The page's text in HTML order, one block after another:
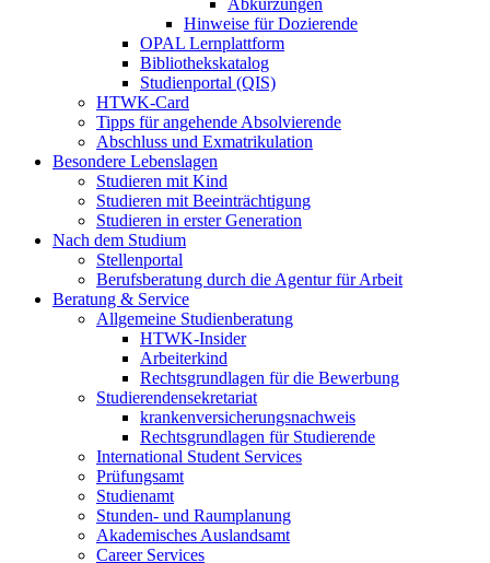
Hinweise für Dozierende
OPAL Lernplattform
Bibliothekskatalog
Studienportal (QIS)
HTWK-Card
Tipps für angehende Absolvierende
Abschluss und Exmatrikulation
Besondere Lebenslagen
Studieren mit Kind
Studieren mit Beeinträchtigung
Studieren in erster Generation
Nach dem Studium
Stellenportal
Berufsberatung durch die Agentur für Arbeit
Beratung & Service
Allgemeine Studienberatung
HTWK-Insider
Arbeiterkind
Rechtsgrundlagen für die Bewerbung
Studierendensekretariat
krankenversicherungsnachweis
Rechtsgrundlagen für Studierende
International Student Services
Prüfungsamt
Studienamt
Stunden- und Raumplanung
Akademisches Auslandsamt
Career Services